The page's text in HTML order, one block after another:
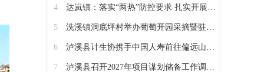
4 达岚镇：落实“两热”防控要求 扎实开展专项消杀与环境整治
5 洗溪镇洞底坪村举办葡萄开园采摘暨驻点连片帮扶党建联建活动
6 泸溪县计生协携手中国人寿前往偏远山区开展计生特殊家庭走访慰问活动
7 泸溪县召开2027年项目谋划储备工作调度会